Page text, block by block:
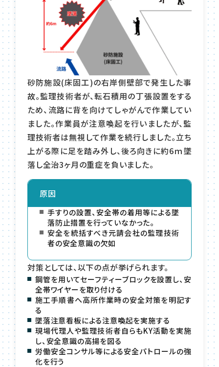
砂防施設(床固工)の右岸側壁部で発生した事
故。監理技術者が、転石積用の丁張設置をする
ため、流路に背を向けてしゃがんで作業してい
ました。作業員が注意喚起を行いましたが、監
理技術者は無視して作業を続行しました。立ち
上がる際に足を踏み外し、後ろ向きに約6ｍ墜
落し全治3ヶ月の重症を負いました。
原因
手すりの設置、安全帯の着用等による墜
落防止措置を行っていなかった。
安全を統括すべき元請会社の監理技術
者の安全意識の欠如
対策としては、以下の点が挙げられます。
鋼管を用いてセーフティーブロックを設置し、安
全帯ワイヤーを取り付ける
施工手順書へ高所作業時の安全対策を明記す
る
墜落注意看板による注意喚起を実施する
現場代理人や監理技術者自らもKY活動を実施
し、安全意識の高揚を図る
労働安全コンサル等による安全パトロールの強
化を行う